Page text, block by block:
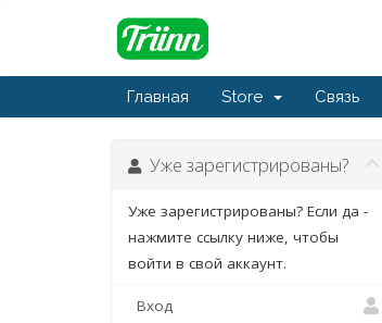
Главная Store Связь
Уже зарегистрированы?
Уже зарегистрированы? Если да -
нажмите ссылку ниже, чтобы
войти в свой аккаунт.
Вход